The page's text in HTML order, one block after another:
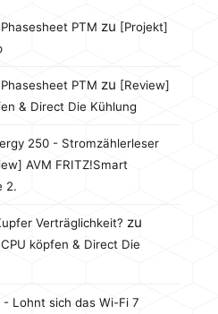
PTM zu [Projekt]
PTM zu [Review]
& Direct Die Kühlung
250 - Stromzählerleser
AVM FRITZ!Smart
2.
Verträglichkeit? zu
köpfen & Direct Die
- Lohnt sich das Wi-Fi 7